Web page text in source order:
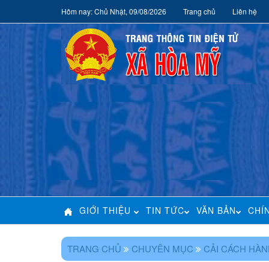
Hôm nay: Chủ Nhật, 09/08/2026 Trang chủ Liên hệ
GIỚI THIỆU TIN TỨC VĂN BẢN
TRANG CHỦ CHUYÊN MỤC CẢI CÁCH